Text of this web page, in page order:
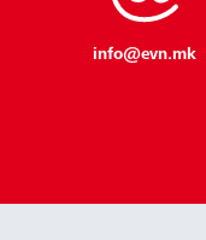
info@evn.mk